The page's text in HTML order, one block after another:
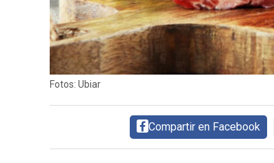
TÉRMINOS
Fotos: Ubiar
Compartir en Facebook